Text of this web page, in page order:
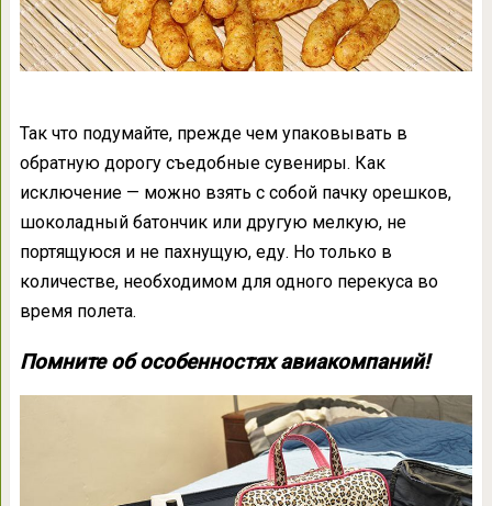
Так что подумайте, прежде чем упаковывать в
обратную дорогу съедобные сувениры. Как
исключение — можно взять с собой пачку орешков,
шоколадный батончик или другую мелкую, не
портящуюся и не пахнущую, еду. Но только в
количестве, необходимом для одного перекуса во
время полета.
Помните об особенностях авиакомпаний!